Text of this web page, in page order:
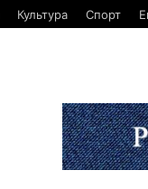
Культура Спорт